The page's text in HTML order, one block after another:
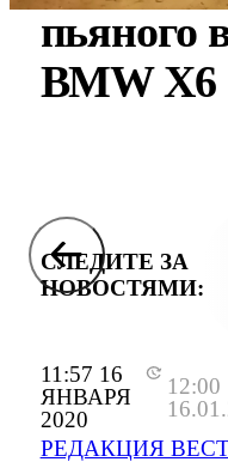
11:57 16
ЯНВАРЯ
2020
12:00
РЕДАКЦИЯ
пьяного
BMW X6
СЛЕДИТЕ ЗА
НОВОСТЯМИ: